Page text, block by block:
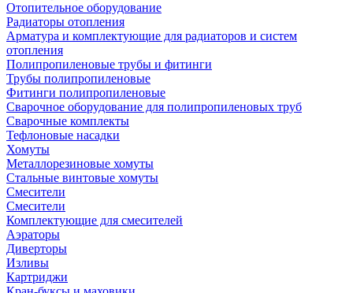
Отопительное оборудование
Радиаторы отопления
Арматура и комплектующие для радиаторов и систем
отопления
Полипропиленовые трубы и фитинги
Трубы полипропиленовые
Фитинги полипропиленовые
Сварочное оборудование для полипропиленовых труб
Сварочные комплекты
Тефлоновые насадки
Хомуты
Металлорезиновые хомуты
Стальные винтовые хомуты
Смесители
Смесители
Комплектующие для смесителей
Аэраторы
Диверторы
Изливы
Картриджи